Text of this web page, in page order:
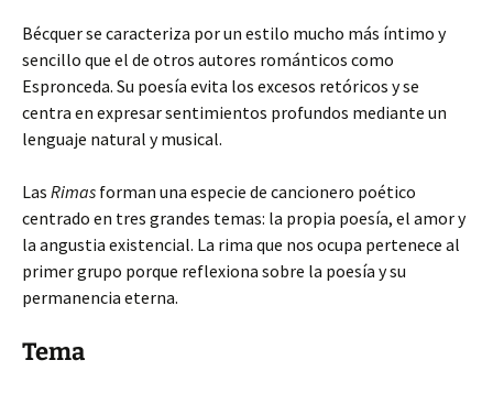
Bécquer se caracteriza por un estilo mucho más íntimo y
sencillo que el de otros autores románticos como
Espronceda. Su poesía evita los excesos retóricos y se
centra en expresar sentimientos profundos mediante un
lenguaje natural y musical.
Las Rimas forman una especie de cancionero poético
centrado en tres grandes temas: la propia poesía, el amor y
la angustia existencial. La rima que nos ocupa pertenece al
primer grupo porque reflexiona sobre la poesía y su
permanencia eterna.
Tema